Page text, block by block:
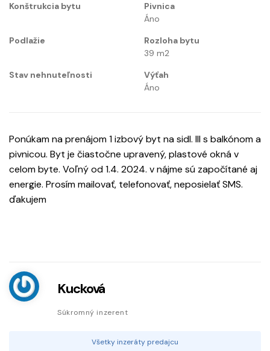
Konštrukcia bytu
Pivnica
Áno
Podlažie
Rozloha bytu
39 m2
Stav nehnuteľnosti
Výťah
Áno
Ponúkam na prenájom 1 izbový byt na sidl. III s balkónom a
pivnicou. Byt je čiastočne upravený, plastové okná v
celom byte. Voľný od 1.4. 2024. v nájme sú započítané aj
energie. Prosím mailovať, telefonovať, neposielať SMS.
ďakujem
Kucková
Súkromný inzerent
Všetky inzeráty predajcu